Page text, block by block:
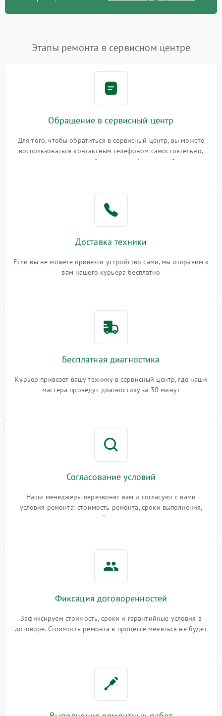
Этапы ремонта в сервисном центре
Обращение в сервисный центр
Для того, чтобы обратиться в сервисный центр, вы можете
воспользоваться контактным телефоном самостоятельно,
или оставить свой номер телефона на сайте
Доставка техники
Если вы не можете привезти устройство сами, мы отправим к
вам нашего курьера бесплатно
Бесплатная диагностика
Курьер привезет вашу технику в сервисный центр, где наши
мастера проведут диагностику за 30 минут
Согласование условий
Наши менеджеры перезвонят вам и согласуют с вами
условия ремонта: стоимость ремонта, сроки выполнения,
гарантийные условия
Фиксация договоренностей
Зафиксируем стоимость, сроки и гарантийные условия в
договоре. Стоимость ремонта в процессе меняться не будет